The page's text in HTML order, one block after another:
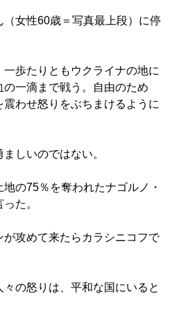
女性60歳＝写真最上段）に停
歩たりともウクライナの地に
一滴まで戦う。自由のため
わせ怒りをぶちまけるように
しいのではない。
の75％を奪われたナゴルノ・
た。
攻めて来たらカラシニコフで
の怒りは、平和な国にいると